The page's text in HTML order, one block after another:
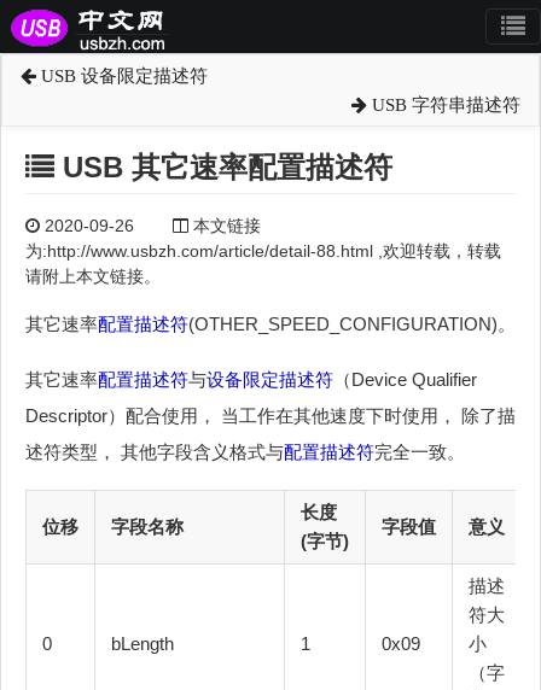
USB 设备限定描述符
USB 字符串描述符
USB 其它速率配置描述符
2020-09-26
本文链接
为:http://www.usbzh.com/article/detail-88.html ,欢迎转载，转载
请附上本文链接。
其它速率配置描述符(OTHER_SPEED_CONFIGURATION)。
其它速率配置描述符与设备限定描述符 （Device Qualifier
Descriptor）配合使用， 当工作在其他速度下时使用， 除了描
述符类型， 其他字段含义格式与配置描述符完全一致。
位移 字段名称
长度
(字节)
字段值 意义
0 bLength 1 0x09
描述
符大
小
（字